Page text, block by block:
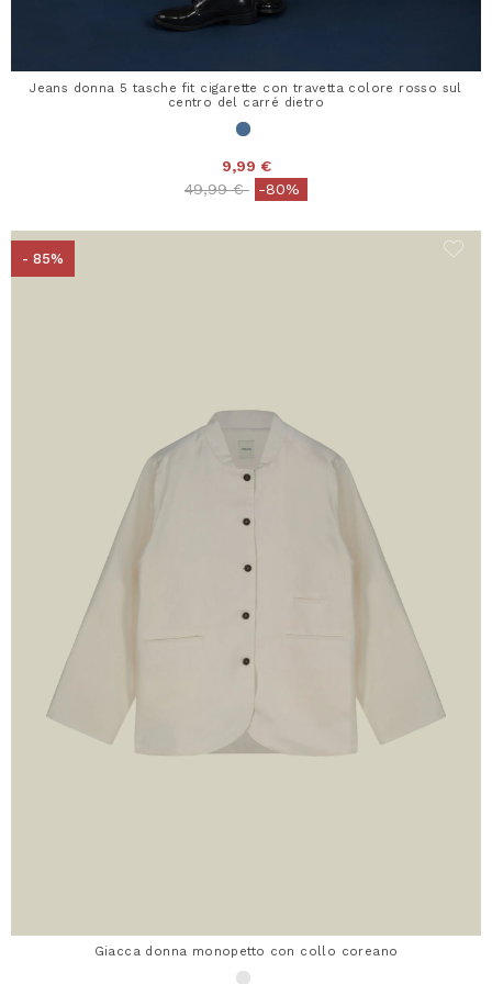
Jeans donna 5 tasche fit cigarette con travetta colore rosso sul
centro del carré dietro
9,99 €
Price reduced from
49,99 €to-80%
- 85%
Giacca donna monopetto con collo coreano